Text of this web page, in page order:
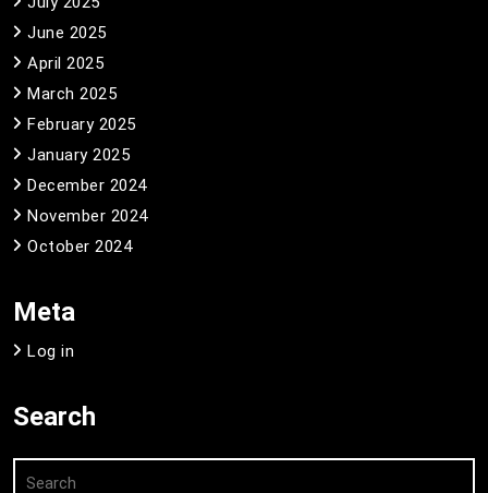
June 2025
April 2025
March 2025
February 2025
January 2025
December 2024
November 2024
October 2024
Meta
Log in
Search